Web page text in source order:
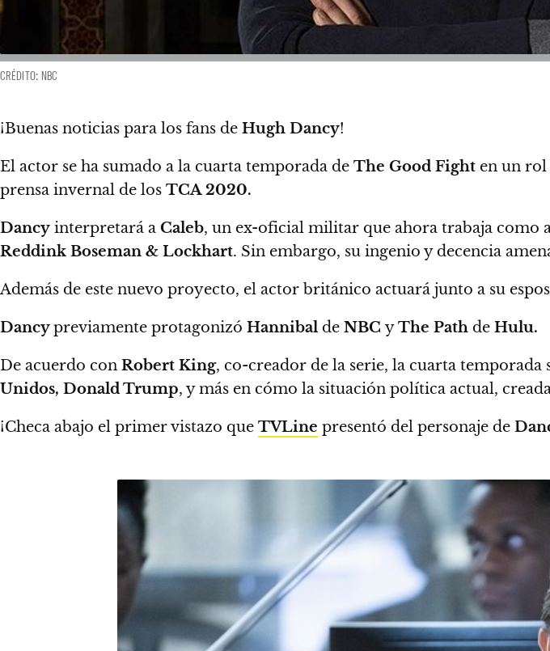
CRÉDITO: NBC
¡Buenas noticias para los fans de Hugh Dancy!
El actor se ha sumado a la cuarta temporada de The Good Fight en un
prensa invernal de los TCA 2020.
Dancy interpretará a Caleb, un ex-oficial militar que ahora trabaja como
Reddink Boseman & Lockhart. Sin embargo, su ingenio y decencia
Además de este nuevo proyecto, el actor británico actuará junto a su
Dancypreviamente protagonizó Hannibal de NBC yThe Path de Hulu.
De acuerdo con Robert King, co-creador de la serie, la cuarta temporada
Unidos, Donald Trump, ymás en cómo la situación política actual,
¡Checa abajo el primer vistazo que TVLine presentó del personaje de